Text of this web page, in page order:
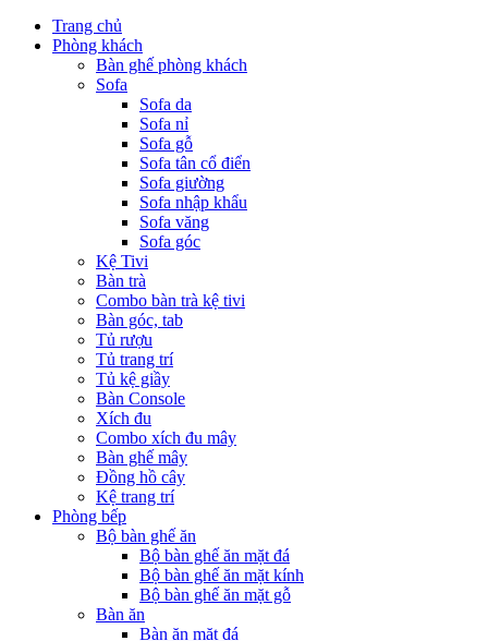
Trang chủ
Phòng khách
Bàn ghế phòng khách
Sofa
Sofa da
Sofa nỉ
Sofa gỗ
Sofa tân cổ điển
Sofa giường
Sofa nhập khẩu
Sofa văng
Sofa góc
Kệ Tivi
Bàn trà
Combo bàn trà kệ tivi
Bàn góc, tab
Tủ rượu
Tủ trang trí
Tủ kệ giầy
Bàn Console
Xích đu
Combo xích đu mây
Bàn ghế mây
Đồng hồ cây
Kệ trang trí
Phòng bếp
Bộ bàn ghế ăn
Bộ bàn ghế ăn mặt đá
Bộ bàn ghế ăn mặt kính
Bộ bàn ghế ăn mặt gỗ
Bàn ăn
Bàn ăn mặt đá